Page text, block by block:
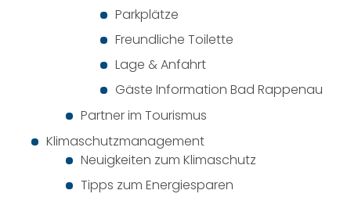
Parkplätze
Freundliche Toilette
Lage & Anfahrt
Gäste Information Bad Rappenau
Partner im Tourismus
Klimaschutzmanagement
Neuigkeiten zum Klimaschutz
Tipps zum Energiesparen